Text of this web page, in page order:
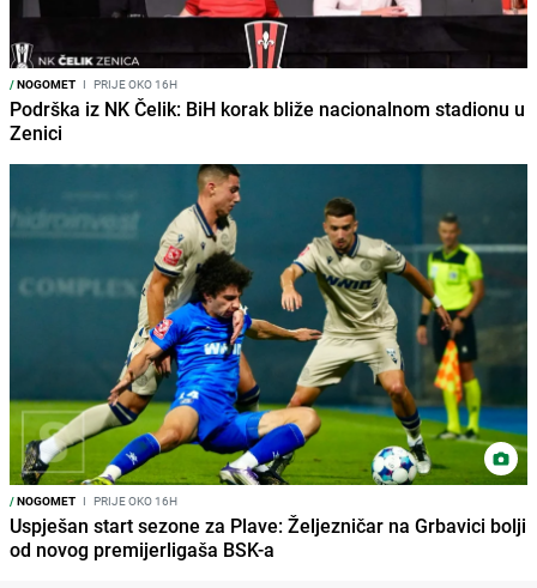
/NOGOMET I PRIJE OKO 16H
Podrška iz NK Čelik: BiH korak bliže nacionalnom stadionu u
Zenici
/NOGOMET I PRIJE OKO 16H
Uspješan start sezone za Plave: Željezničar na Grbavici bolji
od novog premijerligaša BSK-a